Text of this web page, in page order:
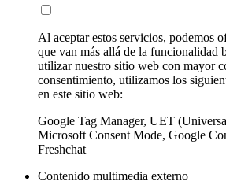
Al aceptar estos servicios, podemos
que van más allá de la funcionalidad
utilizar nuestro sitio web con mayor
consentimiento, utilizamos los
en este sitio web:
Google Tag Manager, UET
Microsoft Consent Mode, Google
Freshchat
Contenido multimedia externo